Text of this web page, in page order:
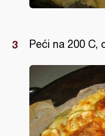
Peći na 200 C,